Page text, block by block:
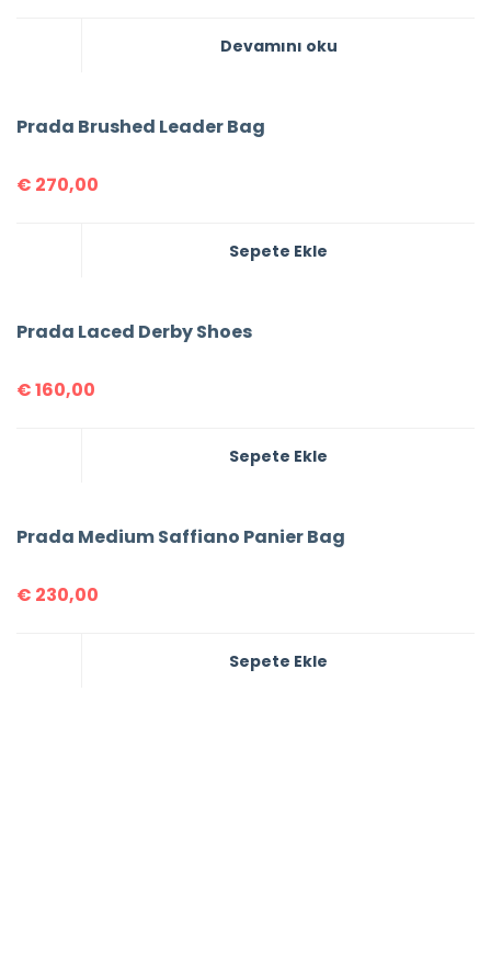
Devamını oku
Prada Brushed Leader Bag
€ 270,00
Sepete Ekle
Prada Laced Derby Shoes
€160,00
Sepete Ekle
Prada Medium Saffiano Panier Bag
€ 230,00
Sepete Ekle